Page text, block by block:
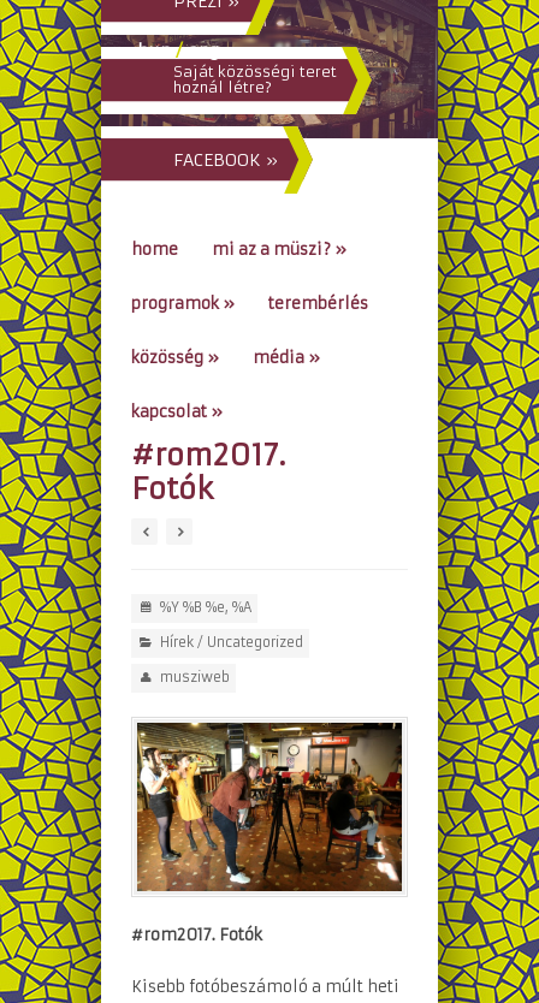
hun/eng
Saját közösségi teret
hoznál létre?
FACEBOOK »
home mi az a müszi? »
programok» terembérlés
közösség » média »
kapcsolat »
go to...
#rom2017.
Fotók
%Y %B %e, %A
Hírek/ Uncategorized
musziweb
#rom2017. Fotók
Kisebb fotóbeszámoló a múlt heti